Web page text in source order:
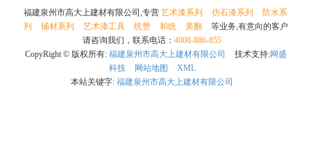
福建泉州市高大上建材有限公司,专营 艺术漆系列 仿石漆系列
防水系
列
辅材系列 艺术漆工具 统赞 和统 美翻
等业务,有意向的客户
请咨询我们，联系电话： 4008-886-855
CopyRight © 版权所有: 福建泉州市高大上建材有限公司 技术支持:网盛
科技
网站地图
XML
本站关键字: 福建泉州市高大上建材有限公司